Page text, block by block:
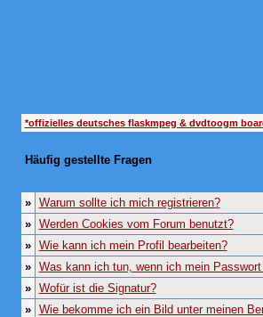
*offizielles deutsches flaskmpeg & dvdtoogm
Häufig gestellte Fragen
»
Warum sollte ich mich registrieren?
»
Werden Cookies vom Forum benutzt?
»
Wie kann ich mein Profil bearbeiten?
»
Was kann ich tun, wenn ich mein
»
Wofür ist die Signatur?
»
Wie bekomme ich ein Bild unter meinen